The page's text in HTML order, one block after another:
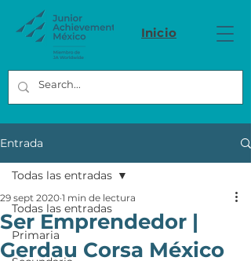
Inicio
Entrada
Todas las entradas
Primaria
Todas las entradas
Ser Emprendedor |
Gerdau Corsa México
29 sept 2020 1 min de lectura